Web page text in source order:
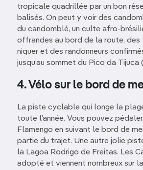
tropicale quadrillée par un bon
balisés. On peut y voir des
du candomblé, un culte afro-
offrandes au bord de la route, des
niquer et des randonneurs
jusqu’au sommet du Pico da Tijuca
4. Vélo sur le bord de
La piste cyclable qui longe la
toute l’année. Vous pouvez
Flamengo en suivant le bord de
partie du trajet. Une autre jolie
la Lagoa Rodrigo de Freitas. Les
adopté et viennent nombreux sur